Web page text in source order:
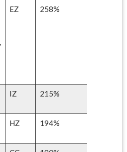
EZ 258%
IZ 215%
HZ 194%